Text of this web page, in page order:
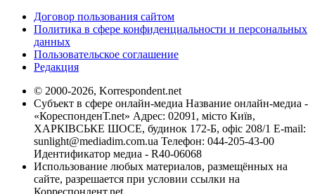
Договор пользования сайтом
Политика в сфере конфиденциальности и персональных
данных
Пользовательское соглашение
Редакция
© 2000-2026, Korrespondent.net
Субъект в сфере онлайн-медиа Название онлайн-медиа -
«КореспонденТ.net» Адрес: 02091, місто Київ,
ХАРКІВСЬКЕ ШОСЕ, будинок 172-Б, офіс 208/1 E-mail:
sunlight@mediadim.com.ua Телефон: 044-205-43-00
Идентификатор медиа - R40-06068
Использование любых материалов, размещённых на
сайте, разрешается при условии ссылки на